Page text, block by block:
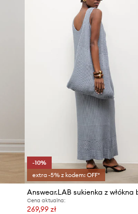
-10%
extra -5% z kodem: OFF*
Cena aktualna:
269,99 zł